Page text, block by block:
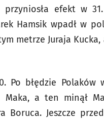
efekt w
Hamsik wpadł w
metrze Juraja
Po błędzie
Maka, a ten minął
Boruca. Jeszcze